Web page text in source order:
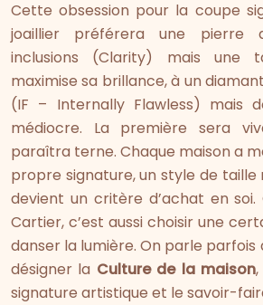
Cette obsession pour la coupe
joaillier préférera une pierre
inclusions (Clarity) mais une
maximise sa brillance, à un
(IF – Internally Flawless) mais
médiocre. La première sera
paraîtra terne. Chaque maison a
propre signature, un style de taille
devient un critère d’achat en soi.
Cartier, c’est aussi choisir une
danser la lumière. On parle parfois
désigner la Culture de la maison
signature artistique et le savoir-